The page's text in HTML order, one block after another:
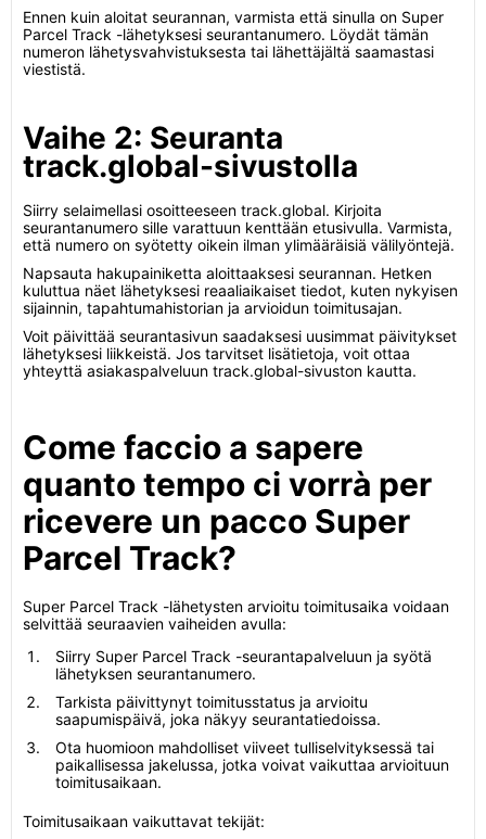
Ennen kuin aloitat seurannan, varmista että sinulla on Super
Parcel Track -lähetyksesi seurantanumero. Löydät tämän
numeron lähetysvahvistuksesta tai lähettäjältä saamastasi
viestistä.
Vaihe 2: Seuranta
track.global-sivustolla
Siirry selaimellasi osoitteeseen track.global. Kirjoita
seurantanumero sille varattuun kenttään etusivulla. Varmista,
että numero on syötetty oikein ilman ylimääräisiä välilyöntejä.
Napsauta hakupainiketta aloittaaksesi seurannan. Hetken
kuluttua näet lähetyksesi reaaliaikaiset tiedot, kuten nykyisen
sijainnin, tapahtumahistorian ja arvioidun toimitusajan.
Voit päivittää seurantasivun saadaksesi uusimmat päivitykset
lähetyksesi liikkeistä. Jos tarvitset lisätietoja, voit ottaa
yhteyttä asiakaspalveluun track.global-sivuston kautta.
Come faccio a sapere
quanto tempo ci vorrà per
ricevere un pacco Super
Parcel Track?
Super Parcel Track -lähetysten arvioitu toimitusaika voidaan
selvittää seuraavien vaiheiden avulla:
Siirry Super Parcel Track -seurantapalveluun ja syötä
lähetyksen seurantanumero.
Tarkista päivittynyt toimitusstatus ja arvioitu
saapumispäivä, joka näkyy seurantatiedoissa.
Ota huomioon mahdolliset viiveet tulliselvityksessä tai
paikallisessa jakelussa, jotka voivat vaikuttaa arvioituun
toimitusaikaan.
Toimitusaikaan vaikuttavat tekijät: